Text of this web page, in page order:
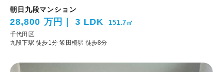
朝日九段マンション
28,800 万円 3 LDK 151.7㎡
千代田区
九段下駅 徒歩1分飯田橋駅 徒歩8分